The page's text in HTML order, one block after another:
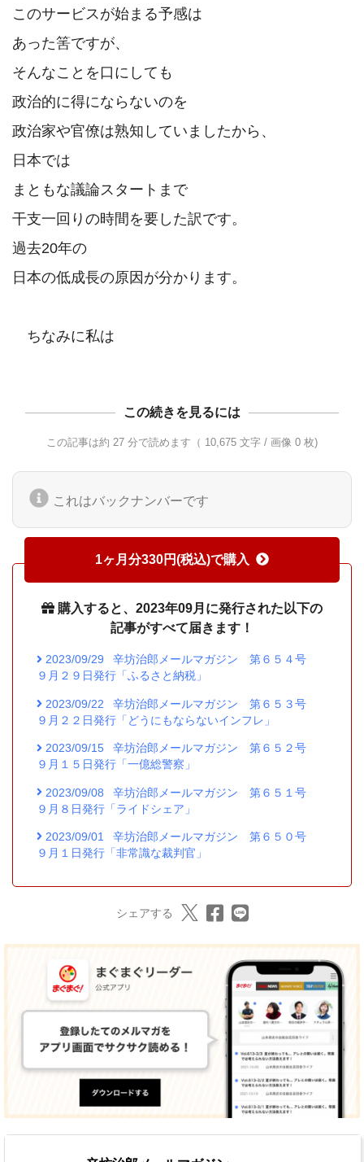
このサービスが始まる予感は
あった筈ですが、
そんなことを口にしても
政治的に得にならないのを
政治家や官僚は熟知していましたから、
日本では
まともな議論スタートまで
干支一回りの時間を要した訳です。
過去20年の
日本の低成長の原因が分かります。
この続きを見るには
この記事は約 27 分で読めます（ 10,675 文字 / 画像 0 枚)
これはバックナンバーです
1ヶ月分330円(税込)で購入
購入すると、2023年09月に発行された以下の
記事がすべて届きます！
2023/09/29
辛坊治郎メールマガジン 第６５４号
９月２９日発行「ふるさと納税」
2023/09/22
辛坊治郎メールマガジン 第６５３号
９月２２日発行「どうにもならないインフレ」
2023/09/15
辛坊治郎メールマガジン 第６５２号
９月１５日発行「一億総警察」
2023/09/08
辛坊治郎メールマガジン 第６５１号
９月８日発行「ライドシェア」
2023/09/01
辛坊治郎メールマガジン 第６５０号
９月１日発行「非常識な裁判官」
シェアする